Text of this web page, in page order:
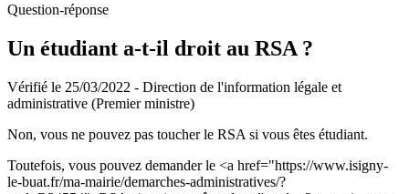
Question-réponse
Un étudiant a-t-il droit au RSA ?
Vérifié le 25/03/2022 - Direction de l'information légale et
administrative (Premier ministre)
Non, vous ne pouvez pas toucher le RSA si vous êtes étudiant.
Toutefois, vous pouvez demander le <a href="https://www.isigny-
le-buat.fr/ma-mairie/demarches-administratives/?